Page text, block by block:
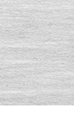
Zum
Inhalt
springen